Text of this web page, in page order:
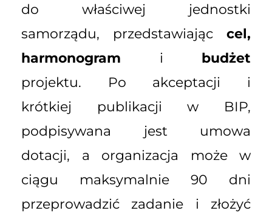
do właściwej jednostki
samorządu, przedstawiając cel,
harmonogram i budżet
projektu. Po akceptacji i
krótkiej publikacji w BIP,
podpisywana jest umowa
dotacji, a organizacja może w
ciągu maksymalnie 90 dni
przeprowadzić zadanie i złożyć